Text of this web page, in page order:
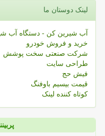
لینک دوستان ما
آب شیرین کن - دستگاه آب
خرید و فروش خودرو
شرکت صنعتی سخت پوشش
طراحی سایت
فیش حج
قیمت بیسیم باوفنگ
کوتاه کننده لینک